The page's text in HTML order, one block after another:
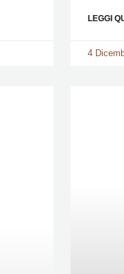
LEGGI
4